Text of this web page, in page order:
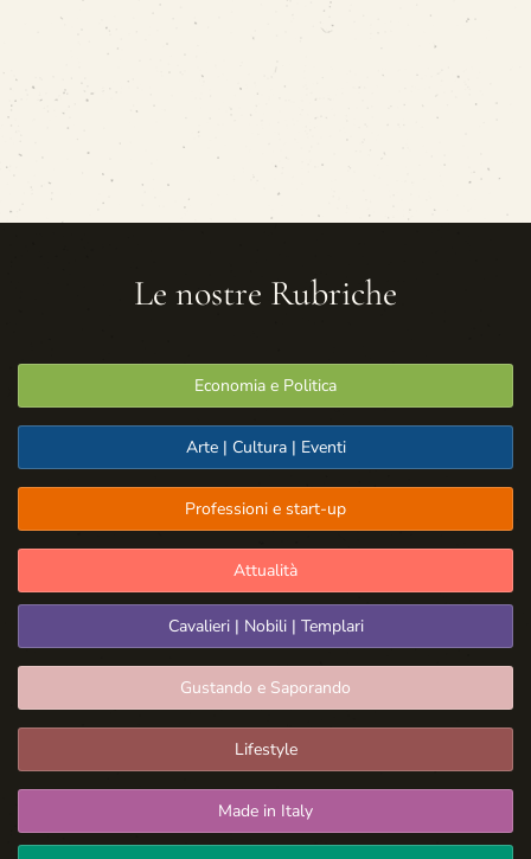
Le nostre Rubriche
Economia e Politica
Arte | Cultura | Eventi
Professioni e start-up
Attualità
Cavalieri | Nobili | Templari
Gustando e Saporando
Lifestyle
Made in Italy